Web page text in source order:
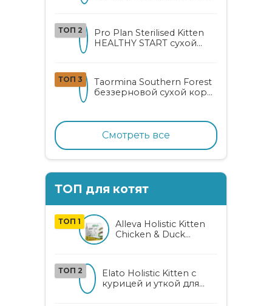
ТОП 2
Pro Plan Sterilised Kitten
HEALTHY START сухой
лососем
ТОП 3
Taormina Southern Forest
беззерновой сухой корм
ягодами и овощами
Смотреть все
ТОП для котят
ТОП 1
Alleva Holistic Kitten
Chicken & Duck
женьшенем
ТОП 2
Elato Holistic Kitten с
курицей и уткой для